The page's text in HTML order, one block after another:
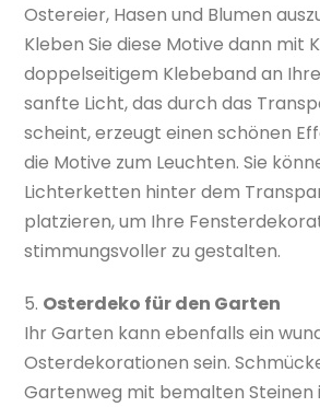
Ostereier, Hasen und Blumen
Kleben Sie diese Motive dann mit
doppelseitigem Klebeband an
sanfte Licht, das durch das
scheint, erzeugt einen schönen
die Motive zum Leuchten. Sie
Lichterketten hinter dem
platzieren, um Ihre
stimmungsvoller zu gestalten.
5. Osterdeko für den Garten
Ihr Garten kann ebenfalls ein
Osterdekorationen sein.
Gartenweg mit bemalten Steinen